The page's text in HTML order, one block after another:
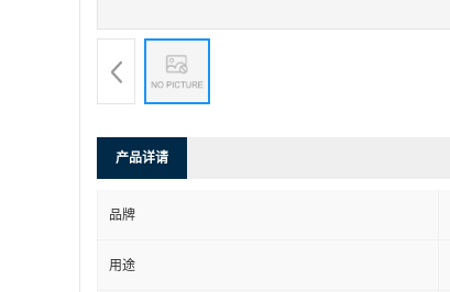
产品详请
品牌
用途